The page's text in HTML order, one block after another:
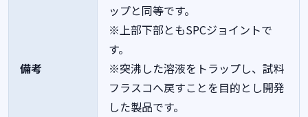
備考
ップと同等です。
※上部下部ともSPCジョイントで
す。
※突沸した溶液をトラップし、試料
フラスコへ戻すことを目的とし開発
した製品です。